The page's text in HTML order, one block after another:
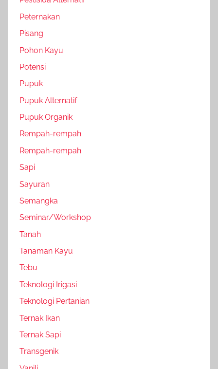
Peternakan
Pisang
Pohon Kayu
Potensi
Pupuk
Pupuk Alternatif
Pupuk Organik
Rempah-rempah
Rempah-rempah
Sapi
Sayuran
Semangka
Seminar/Workshop
Tanah
Tanaman Kayu
Tebu
Teknologi Irigasi
Teknologi Pertanian
Ternak Ikan
Ternak Sapi
Transgenik